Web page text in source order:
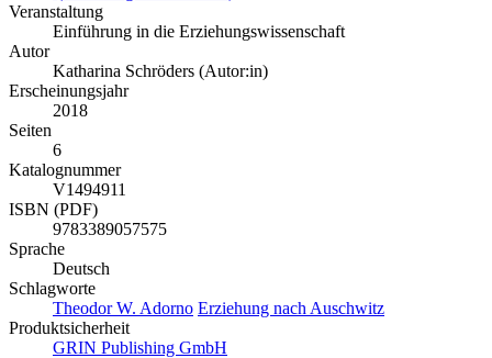
Veranstaltung
Einführung in die Erziehungswissenschaft
Autor
Katharina Schröders (Autor:in)
Erscheinungsjahr
2018
Seiten
6
Katalognummer
V1494911
ISBN (PDF)
9783389057575
Sprache
Deutsch
Schlagworte
Theodor W. Adorno Erziehung nach Auschwitz
Produktsicherheit
GRIN Publishing GmbH